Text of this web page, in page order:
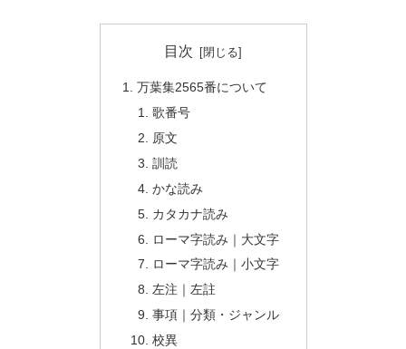
目次
万葉集2565番について
歌番号
原文
訓読
かな読み
カタカナ読み
ローマ字読み｜大文字
ローマ字読み｜小文字
左注｜左註
事項｜分類・ジャンル
校異